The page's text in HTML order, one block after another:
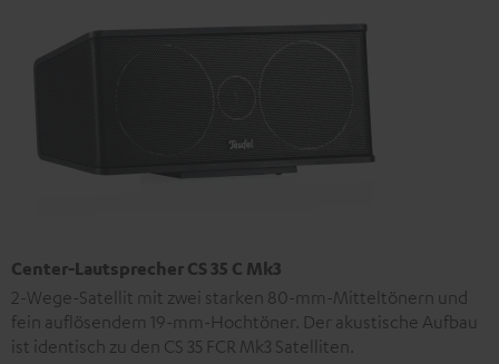
Center-Lautsprecher CS 35 C Mk3
2-Wege-Satellit mit zwei starken 80-mm-Mitteltönern und
fein auflösendem 19-mm-Hochtöner. Der akustische Aufbau
ist identisch zu den CS 35 FCR Mk3 Satelliten.